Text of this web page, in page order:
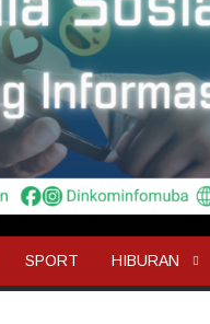
SPORT HIBURAN